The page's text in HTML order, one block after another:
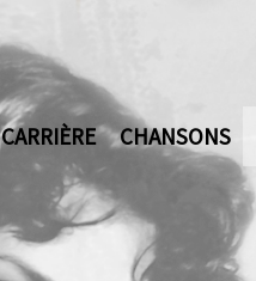
CARRIÈRE CHANSONS